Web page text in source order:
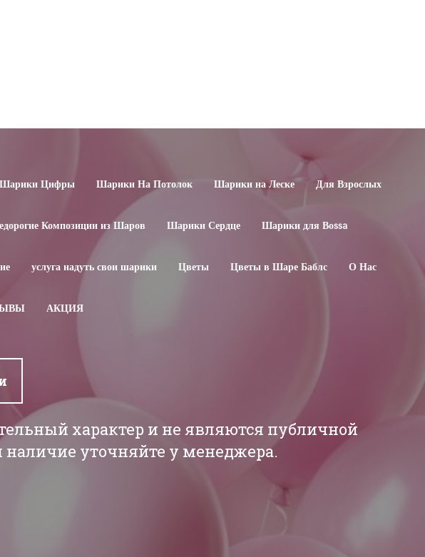
Шарики Цифры Шарики На Потолок Шарики на Леске Для Взрослых
Композиции из Шаров Шарики Сердце Шарики для Воssa
услуга надуть свои шарики Цветы Цветы в Шаре Баблс О Нас
АКЦИЯ
характер и не являются публичной
наличие уточняйте у менеджера.